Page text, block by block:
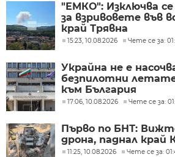
"ЕМКО": Изключва
за взривовете във
край Трявна
15:23, 10.08.2026 Чете се за:
Украйна не е
безпилотни
към България
17:06, 10.08.2026 Чете се за:
Първо по БНТ:
дрона, паднал край
11:25, 10.08.2026 Чете се за: